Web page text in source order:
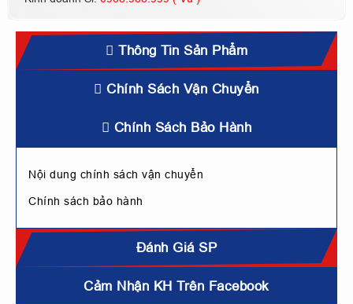
Thông Tin Sản Phẩm
Chính Sách Vận Chuyển
Chính Sách Bảo Hành
Nội dung chính sách vận chuyển
Chính sách bảo hành
Đánh Giá SP
Cảm Nhận KH Trên Facebook